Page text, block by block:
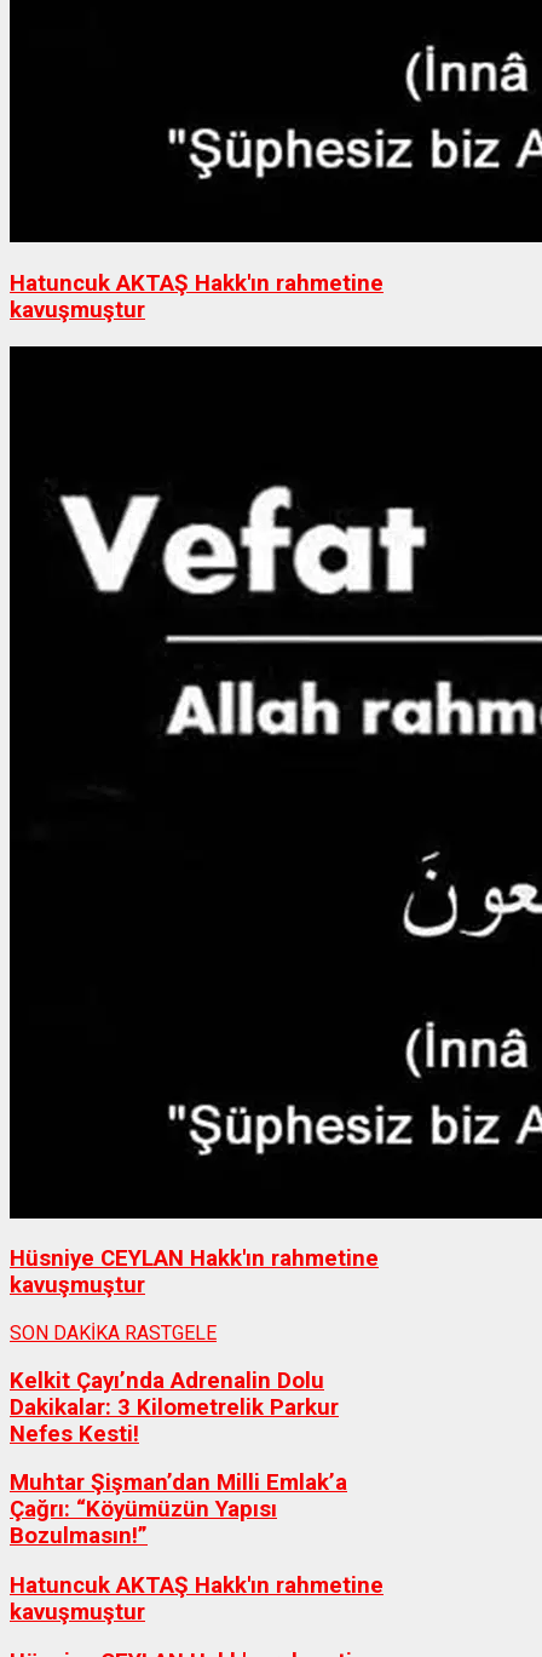
Hatuncuk AKTAŞ Hakk'ın rahmetine
kavuşmuştur
Hüsniye CEYLAN Hakk'ın rahmetine
kavuşmuştur
SON DAKİKA RASTGELE
Kelkit Çayı’nda Adrenalin Dolu
Dakikalar: 3 Kilometrelik Parkur
Nefes Kesti!
Muhtar Şişman’dan Milli Emlak’a
Çağrı: “Köyümüzün Yapısı
Bozulmasın!”
Hatuncuk AKTAŞ Hakk'ın rahmetine
kavuşmuştur